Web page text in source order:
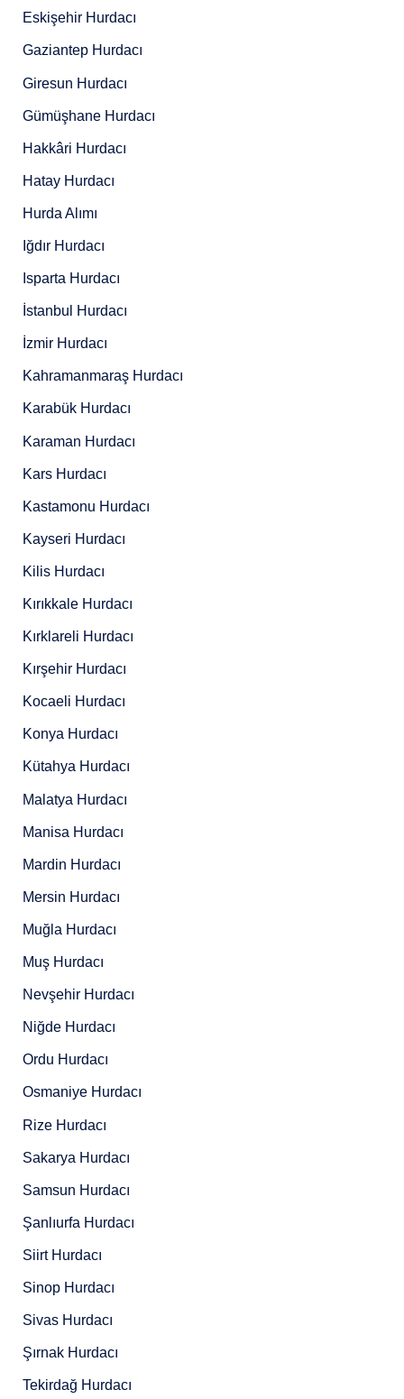
Eskişehir Hurdacı
Gaziantep Hurdacı
Giresun Hurdacı
Gümüşhane Hurdacı
Hakkâri Hurdacı
Hatay Hurdacı
Hurda Alımı
Iğdır Hurdacı
Isparta Hurdacı
İstanbul Hurdacı
İzmir Hurdacı
Kahramanmaraş Hurdacı
Karabük Hurdacı
Karaman Hurdacı
Kars Hurdacı
Kastamonu Hurdacı
Kayseri Hurdacı
Kilis Hurdacı
Kırıkkale Hurdacı
Kırklareli Hurdacı
Kırşehir Hurdacı
Kocaeli Hurdacı
Konya Hurdacı
Kütahya Hurdacı
Malatya Hurdacı
Manisa Hurdacı
Mardin Hurdacı
Mersin Hurdacı
Muğla Hurdacı
Muş Hurdacı
Nevşehir Hurdacı
Niğde Hurdacı
Ordu Hurdacı
Osmaniye Hurdacı
Rize Hurdacı
Sakarya Hurdacı
Samsun Hurdacı
Şanlıurfa Hurdacı
Siirt Hurdacı
Sinop Hurdacı
Sivas Hurdacı
Şırnak Hurdacı
Tekirdağ Hurdacı